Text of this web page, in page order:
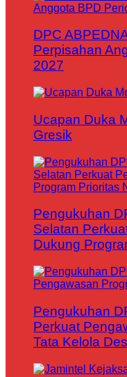
DPC
Perpisahan
2027
Ucapan Duka
Gresik
Pengukuhan
Selatan
Dukung
Pengukuhan
Perkuat
Tata Kelola